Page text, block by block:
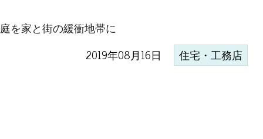
を家と街の緩衝地帯に
2019年08月16日 住宅・工務店